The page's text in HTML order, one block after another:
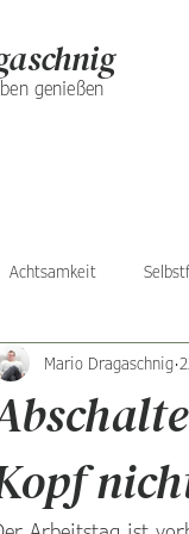
genießen
Achtsamkeit
Mario Dragaschnig